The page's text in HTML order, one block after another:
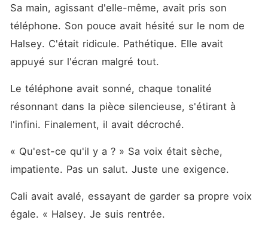
Sa main, agissant d'elle-même, avait pris son
téléphone. Son pouce avait hésité sur le nom de
Halsey. C'était ridicule. Pathétique. Elle avait
appuyé sur l'écran malgré tout.
Le téléphone avait sonné, chaque tonalité
résonnant dans la pièce silencieuse, s'étirant à
l'infini. Finalement, il avait décroché.
« Qu'est-ce qu'il y a ? » Sa voix était sèche,
impatiente. Pas un salut. Juste une exigence.
Cali avait avalé, essayant de garder sa propre voix
égale. « Halsey. Je suis rentrée.